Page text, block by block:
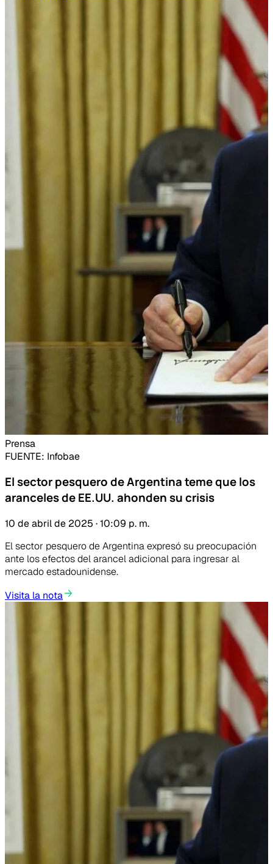
Prensa
FUENTE: Infobae
El sector pesquero de Argentina teme que los
aranceles de EE.UU. ahonden su crisis
10 de abril de 2025 · 10:09 p. m.
El sector pesquero de Argentina expresó su preocupación
ante los efectos del arancel adicional para ingresar al
mercado estadounidense.
Visita la nota